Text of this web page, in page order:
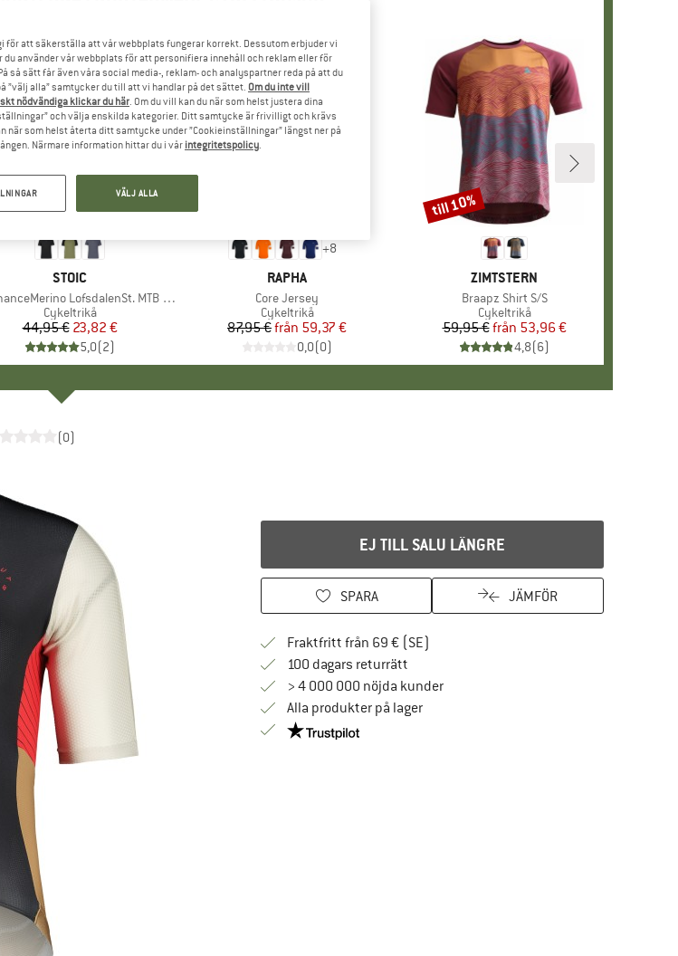
VARUMÄRKE
STOIC
LofsdalenSt. MTB S/S
Produktgrupp
Cykeltrikå
Pris
44,95 €Reducerat pris
23,82 €
5,0(2)
+8
VARUMÄRKE
RAPHA
Produkter
Core Jersey
Produktgrupp
Cykeltrikå
Pris
87,95 € Reducerat pris
från 59,37 €
0,0(0)
VARUMÄRKE
ZIMTSTERN
Produkter
Braapz Shirt S/S
Produktgrupp
Cykeltrikå
Pris
59,95 € Reducerat pris
från 53,96 €
4,8(6)
Rabatt
till 10%
(0)
EJ TILL SALU LÄNGRE
SPARA JÄMFÖR
Fraktfritt från 69 € (SE)
100 dagars returrättGå till returpolicyn här Öppnas i en inforuta
> 4 000 000 nöjda kunder
Alla produkter på lager
Trust Pilot-garanti - hitta all information här!
för att säkerställa att vår webbplats fungerar korrekt. Dessutom erbjuder vi
använder vår webbplats för att personifiera innehåll och reklam eller för
så sätt får även våra social media-, reklam- och analyspartner reda på att du
”välj alla” samtycker du till att vi handlar på det sättet. Om du inte vill
nödvändiga klickar du här. Om du vill kan du när som helst justera dina
och välja enskilda kategorier. Ditt samtycke är frivilligt och krävs
när som helst återta ditt samtycke under ”Cookieinställningar” längst ner på
Närmare information hittar du i vår integritetspolicy.
VÄLJ ALLA